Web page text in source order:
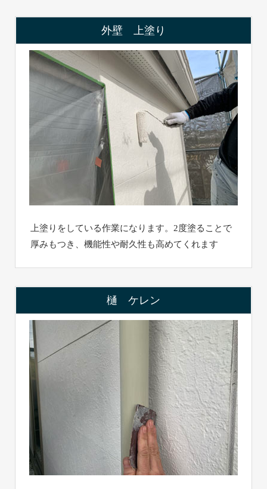
外壁 上塗り
上塗りをしている作業になります。2度塗ることで
厚みもつき、機能性や耐久性も高めてくれます
樋 ケレン